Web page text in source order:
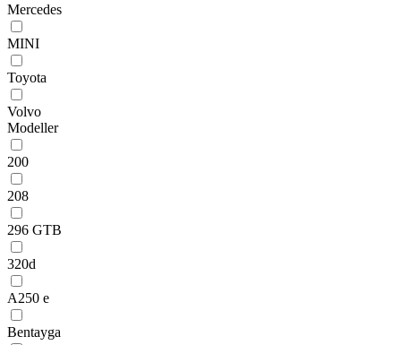
Mercedes
MINI
Toyota
Volvo
Modeller
200
208
296 GTB
320d
A250 e
Bentayga